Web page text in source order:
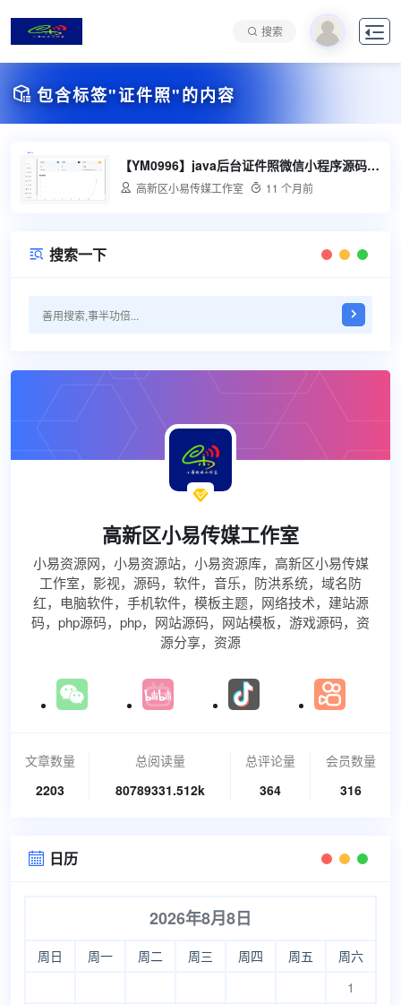
搜索 
 包含标签"证件照"的内容
【YM0996】java后台证件照微信小程序源码php管理后台源码
 高新区小易传媒工作室  11 个月前
 搜索一下

高新区小易传媒工作室
小易资源网，小易资源站，小易资源库，高新区小易传媒
工作室，影视，源码，软件，音乐，防洪系统，域名防
红，电脑软件，手机软件，模板主题，网络技术，建站源
码，php源码，php，网站源码，网站模板，游戏源码，资
源分享，资源
文章数量
2203
总阅读量
80789331.512k
总评论量
364
会员数量
316
 日历
2026年8月8日
周日 周一 周二 周三 周四 周五
周六
1